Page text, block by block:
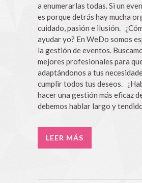
a enumerarlas todas. Si un
es porque detrás hay mucha
cuidado, pasión e ilusión.
ayudar yo? En WeDo somos
la gestión de eventos.
mejores profesionales para
adaptándonos a tus
cumplir todos tus deseos.
hacer una gestión más eficaz
debemos hablar largo y
LEER MÁS